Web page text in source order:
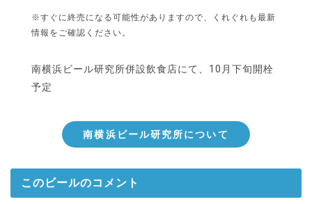
※すぐに終売になる可能性がありますので、くれぐれも最新
情報をご確認ください。
南横浜ビール研究所併設飲食店にて、10月下旬開栓
予定
南横浜ビール研究所について
このビールのコメント